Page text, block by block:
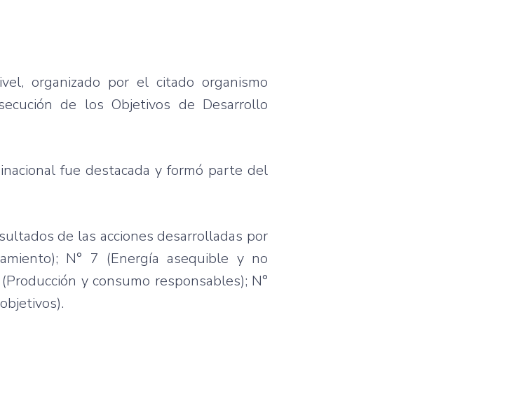
organizado por el citado organismo
de los Objetivos de Desarrollo
fue destacada y formó parte del
de las acciones desarrolladas por
N° 7 (Energía asequible y no
y consumo responsables); N°